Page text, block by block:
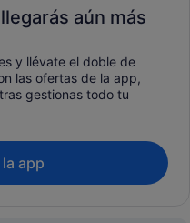
aún más
y llévate el doble de
las ofertas de la app,
gestionas todo tu
app